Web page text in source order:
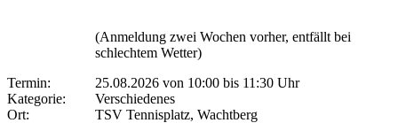
(Anmeldung zwei Wochen vorher, entfällt bei
schlechtem Wetter)
Termin:
25.08.2026 von 10:00 bis 11:30 Uhr
Kategorie:
Verschiedenes
Ort:
TSV Tennisplatz, Wachtberg